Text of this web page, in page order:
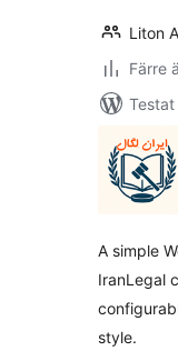
Liton
Färre
A simple
IranLegal
style.